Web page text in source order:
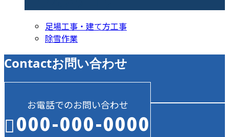
足場工事・建て方工事
除雪作業
Contactお問い合わせ
お電話でのお問い合わせ
000-000-0000